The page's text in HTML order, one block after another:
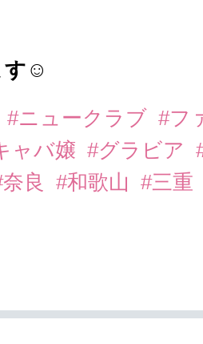
す☺︎
#ニュークラブ #フ
ャバ嬢 #グラビア
良 #和歌山 #三重